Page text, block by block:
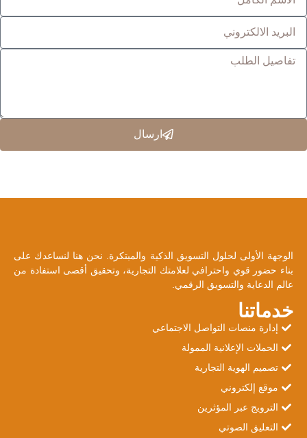
ارسال
الوجهة الأولى لحلول التسويق الذكية والمبتكرة. نحن هنا لنساعدك على
بناء حضور قوي واحترافي لعلامتك التجارية، وتحقيق أقصى استفادة من
عالم الدعاية والتسويق الرقمي.
خدماتنا
إدارة منصات التواصل الاجتماعي
الحملات الإعلانية الممولة
تصميم الهوية التجارية
موقع إلكتروني
الترويج عبر المؤثرين
التعليق الصوتي